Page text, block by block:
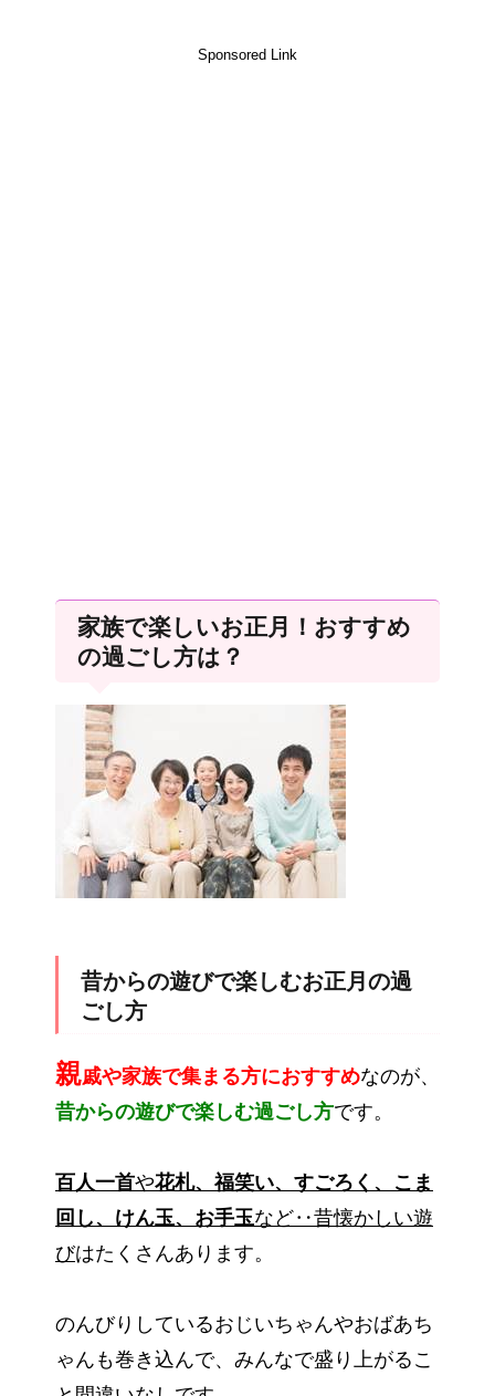
Sponsored Link
家族で楽しいお正月！おすすめ
の過ごし方は？
昔からの遊びで楽しむお正月の過
ごし方
親戚や家族で集まる方におすすめなのが、
昔からの遊びで楽しむ過ごし方です。
百人一首や花札、福笑い、すごろく、こま
回し、けん玉、お手玉など‥昔懐かしい遊
びはたくさんあります。
のんびりしているおじいちゃんやおばあち
ゃんも巻き込んで、みんなで盛り上がるこ